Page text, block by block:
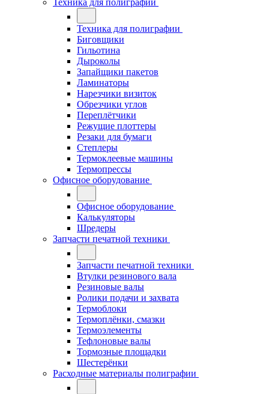
Техника для полиграфии
Техника для полиграфии
Биговщики
Гильотина
Дыроколы
Запайщики пакетов
Ламинаторы
Нарезчики визиток
Обрезчики углов
Переплётчики
Режущие плоттеры
Резаки для бумаги
Степлеры
Термоклеевые машины
Термопрессы
Офисное оборудование
Офисное оборудование
Калькуляторы
Шредеры
Запчасти печатной техники
Запчасти печатной техники
Втулки резинового вала
Резиновые валы
Ролики подачи и захвата
Термоблоки
Термоплёнки, смазки
Термоэлементы
Тефлоновые валы
Тормозные площадки
Шестерёнки
Расходные материалы полиграфии